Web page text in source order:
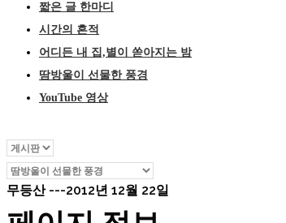
짧은 글 한마디
시간의 흔적
어디든 내 집,별이 쏟아지는 밤
땀방울이 선물한 풍경
YouTube 영상
무등산 ---2012년 12월 22일